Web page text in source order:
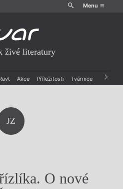
Menu
živé literatury
Akce Příležitosti Tvárnice Archiv
JZ
O nové